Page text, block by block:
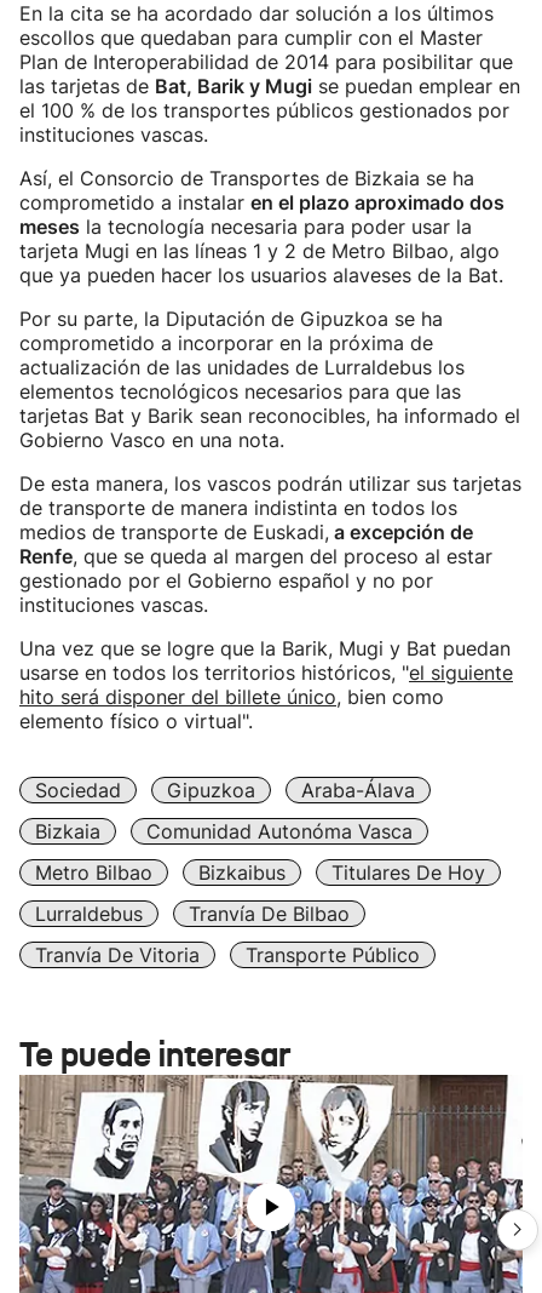
En la cita se ha acordado dar solución a los últimos
escollos que quedaban para cumplir con el Master
Plan de Interoperabilidad de 2014 para posibilitar que
las tarjetas de Bat, Barik y Mugi se puedan emplear en
el 100 % de los transportes públicos gestionados por
instituciones vascas.
Así, el Consorcio de Transportes de Bizkaia se ha
comprometido a instalar en el plazo aproximado dos
meses la tecnología necesaria para poder usar la
tarjeta Mugi en las líneas 1 y 2 de Metro Bilbao, algo
que ya pueden hacer los usuarios alaveses de la Bat.
Por su parte, la Diputación de Gipuzkoa se ha
comprometido a incorporar en la próxima de
actualización de las unidades de Lurraldebus los
elementos tecnológicos necesarios para que las
tarjetas Bat y Barik sean reconocibles, ha informado el
Gobierno Vasco en una nota.
De esta manera, los vascos podrán utilizar sus tarjetas
de transporte de manera indistinta en todos los
medios de transporte de Euskadi, a excepción de
Renfe, que se queda al margen del proceso al estar
gestionado por el Gobierno español y no por
instituciones vascas.
Una vez que se logre que la Barik, Mugi y Bat puedan
usarse en todos los territorios históricos, "el siguiente
hito será disponer del billete único, bien como
elemento físico o virtual".
Sociedad Gipuzkoa
Araba-Álava
Bizkaia
Comunidad Autonóma Vasca
Metro Bilbao
Bizkaibus
Titulares De Hoy
Lurraldebus
Tranvía De Bilbao
Tranvía De Vitoria
Transporte Público
Te puede interesar